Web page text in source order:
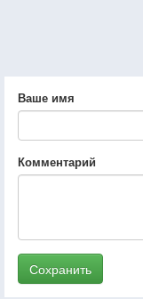
Ваше имя
Комментарий
Сохранить